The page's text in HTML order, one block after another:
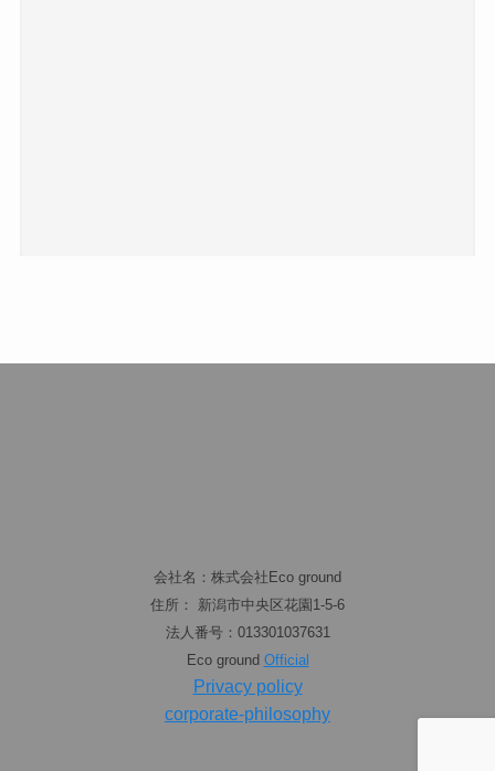
会社名：株式会社Eco ground
住所： 新潟市中央区花園1-5-6
法人番号：013301037631
Eco ground Official
Privacy policy
corporate-philosophy